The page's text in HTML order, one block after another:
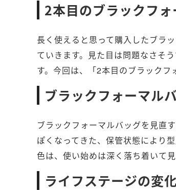
2本目のブラックフ
長く使えると思って購入したブラ
ていきます。見た目は問題なさそ
す。今回は、「2本目のブラックフ
ブラックフォーマル
ブラックフォーマルバッグを見直
ぽくなってきた、保管状態により
色は、使い始めは深く落ち着いて
ライフステージの変